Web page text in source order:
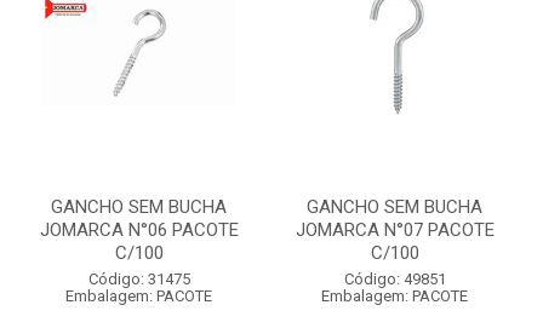
GANCHO SEM BUCHA
JOMARCA N°06 PACOTE
C/100
Código: 31475
Embalagem: PACOTE
GANCHO SEM BUCHA
JOMARCA N°07 PACOTE
C/100
Código: 49851
Embalagem: PACOTE